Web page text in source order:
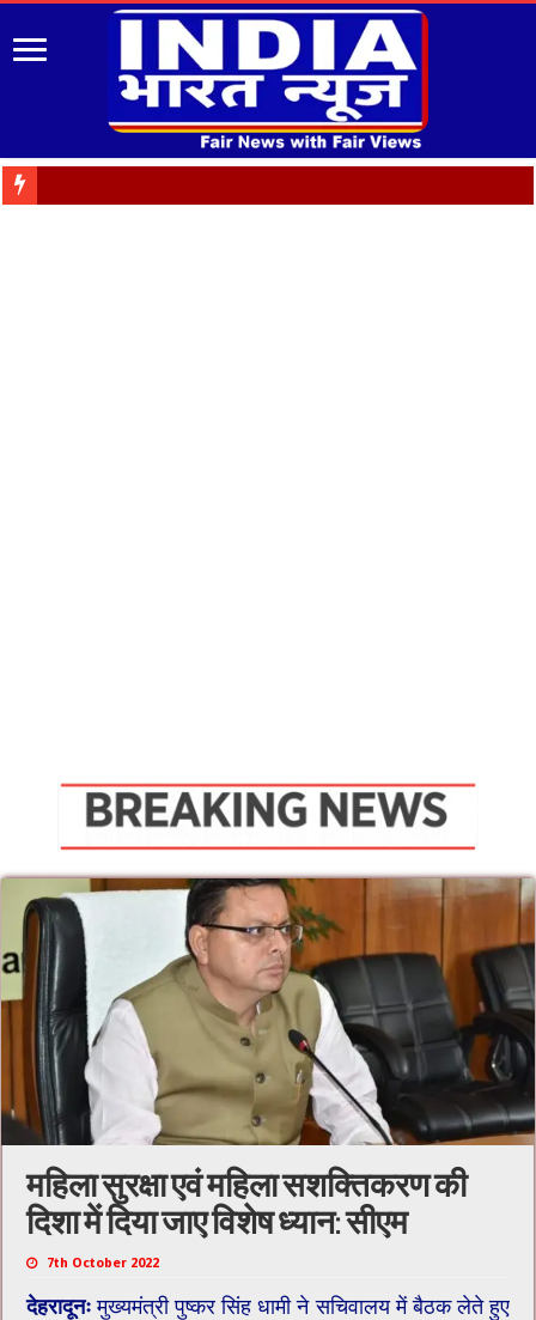
महिला सुरक्षा एवं महिला सशक्तिकरण की
दिशा में दिया जाए विशेष ध्यान: सीएम
7th October 2022
देहरादूनःमुख्यमंत्री पुष्कर सिंह धामी ने सचिवालय में बैठक लेते हुए